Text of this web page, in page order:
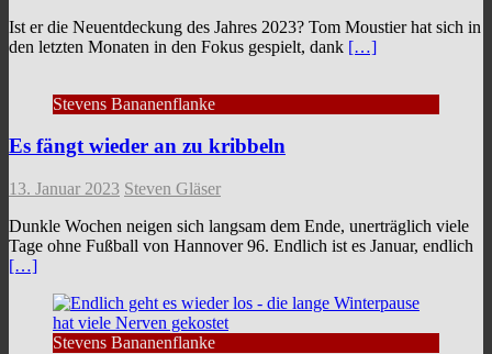
Ist er die Neuentdeckung des Jahres 2023? Tom Moustier hat sich in
den letzten Monaten in den Fokus gespielt, dank […]
Stevens Bananenflanke
Es fängt wieder an zu kribbeln
13. Januar 2023 Steven Gläser
Dunkle Wochen neigen sich langsam dem Ende, unerträglich viele
Tage ohne Fußball von Hannover 96. Endlich ist es Januar, endlich
[…]
Stevens Bananenflanke